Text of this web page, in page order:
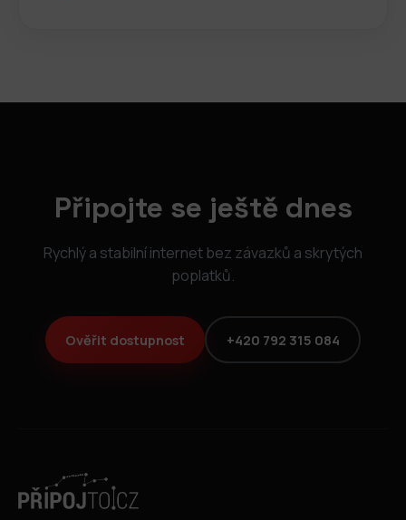
Připojte se ještě dnes
Rychlý a stabilní internet bez závazků a skrytých
poplatků.
Ověřit dostupnost +420 792 315 084